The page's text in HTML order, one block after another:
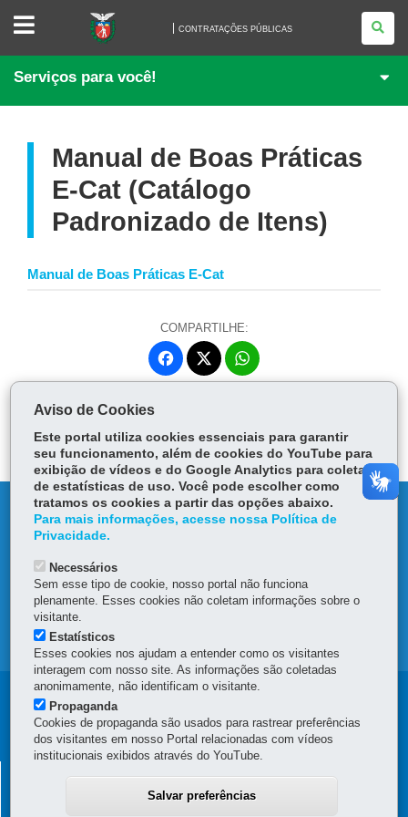
CONTRATAÇÕES
PÚBLICAS
CONTRATAÇÕES PÚBLICAS
Serviços para você!
Manual de Boas Práticas
E-Cat (Catálogo
Padronizado de Itens)
Manual de Boas Práticas E-Cat
COMPARTILHE:
Fa
ce
er
ha
p
Voltar
MAPA DO SITE
DENUNCIE CORRUPÇÃO
TRANSPARÊNCIA INSTITUCIONAL
Navegaçao
Principal
Compras
PREVIDÊNCIA
Aviso de Cookies
Este portal utiliza cookies essenciais para garantir
seu funcionamento, além de cookies do YouTube para
exibição de vídeos e do Google Analytics para coleta
de estatísticas de uso. Você pode escolher como
tratamos os cookies a partir das opções abaixo.
Para mais informações, acesse nossa Política de
Privacidade.
Necessários
Sem esse tipo de cookie, nosso portal não funciona
plenamente. Esses cookies não coletam informações sobre o
visitante.
Estatísticos
Esses cookies nos ajudam a entender como os visitantes
interagem com nosso site. As informações são coletadas
anonimamente, não identificam o visitante.
Propaganda
Cookies de propaganda são usados para rastrear preferências
dos visitantes em nosso Portal relacionadas com vídeos
institucionais exibidos através do YouTube.
Salvar preferências